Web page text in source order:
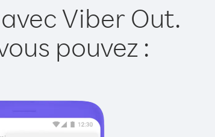
Viber Out.
pouvez :